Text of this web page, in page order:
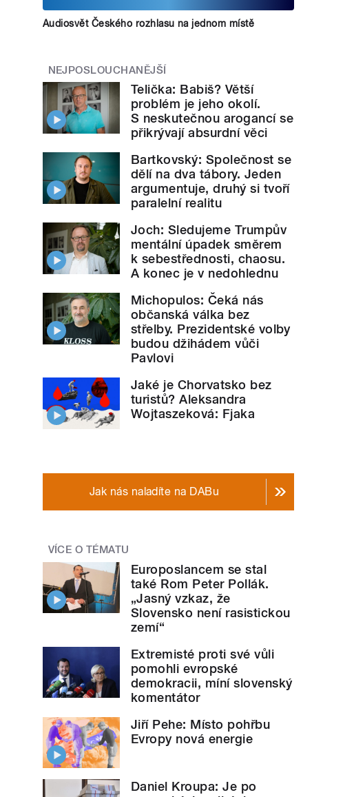
Audiosvět Českého rozhlasu na jednom místě
NEJPOSLOUCHANĚJŠÍ
Telička: Babiš? Větší
problém je jeho okolí.
S neskutečnou arogancí se
přikrývají absurdní věci
Bartkovský: Společnost se
dělí na dva tábory. Jeden
argumentuje, druhý si tvoří
paralelní realitu
Joch: Sledujeme Trumpův
mentální úpadek směrem
k sebestřednosti, chaosu.
A konec je v nedohlednu
Michopulos: Čeká nás
občanská válka bez
střelby. Prezidentské volby
budou džihádem vůči
Pavlovi
Jaké je Chorvatsko bez
turistů? Aleksandra
Wojtaszeková: Fjaka
Jak nás naladíte na DABu
VÍCE O TÉMATU
Europoslancem se stal
také Rom Peter Pollák.
„Jasný vzkaz, že
Slovensko není rasistickou
zemí“
Extremisté proti své vůli
pomohli evropské
demokracii, míní slovenský
komentátor
Jiří Pehe: Místo pohřbu
Evropy nová energie
Daniel Kroupa: Je po